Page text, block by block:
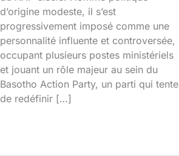
d’origine modeste, il s’est
progressivement imposé comme une
personnalité influente et controversée,
occupant plusieurs postes ministériels
et jouant un rôle majeur au sein du
Basotho Action Party, un parti qui tente
de redéfinir […]